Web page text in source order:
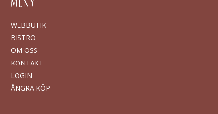
MENY
WEBBUTIK
BISTRO
OM OSS
KONTAKT
LOGIN
ÅNGRA KÖP